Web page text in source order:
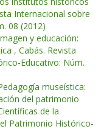
Internacional sobre
08 (2012)
y educación:
, Cabás. Revista
Educativo: Núm.
museística:
del patrimonio
de la
Patrimonio Histórico-